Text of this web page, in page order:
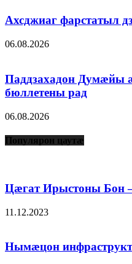
Ахсджиаг фарстатыл
06.08.2026
Паддзахадон Думæйы
бюллетены рад
06.08.2026
Популярон цаутæ
Цæгат Ирыстоны Бон
11.12.2023
Нымæцон